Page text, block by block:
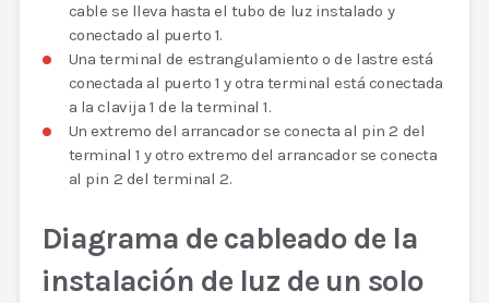
cable se lleva hasta el tubo de luz instalado y
conectado al puerto 1.
Una terminal de estrangulamiento o de lastre está
conectada al puerto 1 y otra terminal está conectada
a la clavija 1 de la terminal 1.
Un extremo del arrancador se conecta al pin 2 del
terminal 1 y otro extremo del arrancador se conecta
al pin 2 del terminal 2.
Diagrama de cableado de la
instalación de luz de un solo